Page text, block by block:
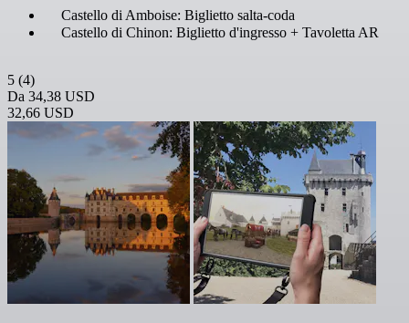
Castello di Amboise: Biglietto salta-coda
Castello di Chinon: Biglietto d'ingresso + Tavoletta AR
5 (4)
Da 34,38 USD
32,66 USD